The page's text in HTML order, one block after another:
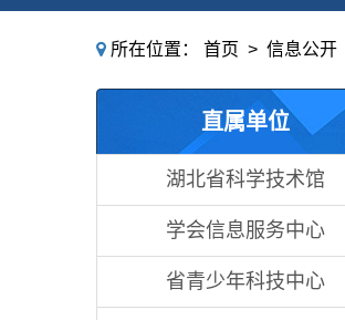
所在位置： 首页 > 信息公开
直属单位
湖北省科学技术馆
学会信息服务中心
省青少年科技中心